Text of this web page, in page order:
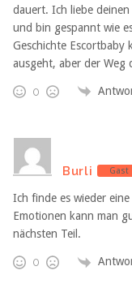
dauert. Ich liebe deinen
und bin gespannt wie
Geschichte Escortbaby
ausgeht, aber der Weg
0
Burli Gast
Ich finde es wieder
Emotionen kann man
nächsten Teil.
0